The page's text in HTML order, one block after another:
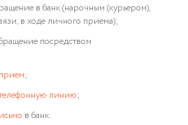
в банк (нарочным (курьером),
в ходе личного приема);
посредством
;
линию;
в банк.